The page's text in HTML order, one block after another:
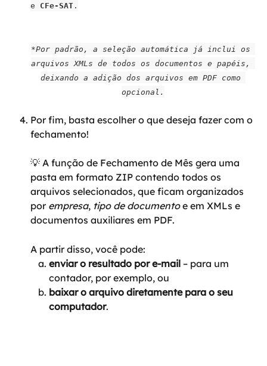
e CFe-SAT .
*Por padrão, a seleção automática já inclui os
arquivos XMLs de todos os documentos e papéis,
deixando a adição dos arquivos em PDF como
opcional.
Por fim, basta escolher o que deseja fazer com o
fechamento!
💡 A função de Fechamento de Mês gera uma
pasta em formato ZIP contendo todos os
arquivos selecionados, que ficam organizados
por empresa, tipo de documento e em XMLs e
documentos auxiliares em PDF.
A partir disso, você pode:
enviar o resultado por e-mail – para um
contador, por exemplo, ou
baixar o arquivo diretamente para o seu
computador.